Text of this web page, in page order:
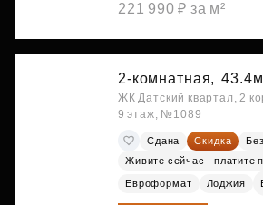
221 990 ₽ за м²
2-комнатная,
ЖК Датский квартал, 2
9 этаж, №1089
Сдана Скидка
Живите сейчас - платите
Евроформат Лоджия